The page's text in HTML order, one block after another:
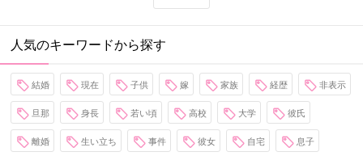
人気のキーワードから探す
結婚 現在 子供 嫁 家族 経歴 非表示
旦那 身長 若い頃 高校 大学 彼氏
離婚 生い立ち 事件 彼女 自宅 息子